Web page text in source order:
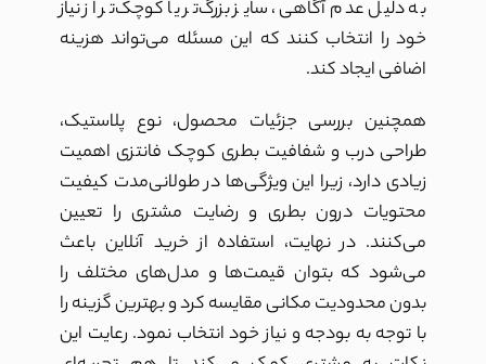
به دلیل عدم آگاهی، سایز بزرگ‌تر یا کوچک‌تر از نیاز
خود را انتخاب کنند که این مسئله می‌تواند هزینه
اضافی ایجاد کند.
همچنین بررسی جزئیات محصول، نوع پلاستیک،
طراحی درب و شفافیت بطری کوچک فانتزی اهمیت
زیادی دارد، زیرا این ویژگی‌ها در طولانی‌مدت کیفیت
محتویات درون بطری و رضایت مشتری را تعیین
می‌کنند. در نهایت، استفاده از خرید آنلاین باعث
می‌شود که بتوان قیمت‌ها و مدل‌های مختلف را
بدون محدودیت مکانی مقایسه کرد و بهترین گزینه را
با توجه به بودجه و نیاز خود انتخاب نمود. رعایت این